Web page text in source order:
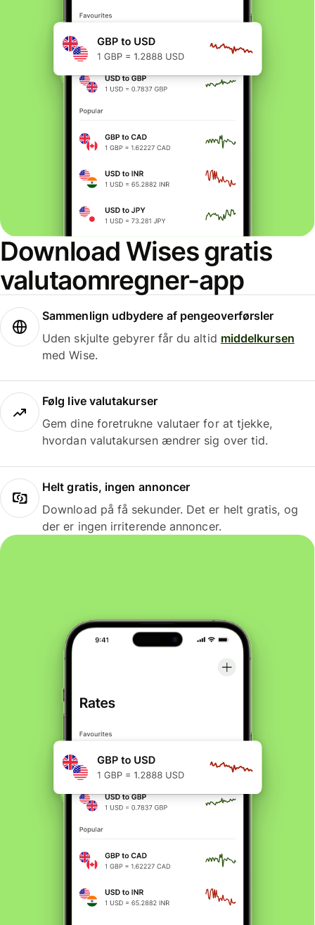
Download Wises gratis
valutaomregner-app
Sammenlign udbydere af pengeoverførsler
Uden skjulte gebyrer får du altid middelkursen
med Wise.
Følg live valutakurser
Gem dine foretrukne valutaer for at tjekke,
hvordan valutakursen ændrer sig over tid.
Helt gratis, ingen annoncer
Download på få sekunder. Det er helt gratis, og
der er ingen irriterende annoncer.